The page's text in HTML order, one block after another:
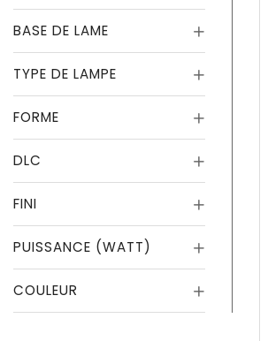
BASE DE LAME
TYPE DE LAMPE
FORME
DLC
FINI
PUISSANCE (WATT)
COULEUR